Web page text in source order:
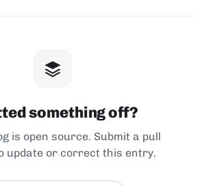
something off?
is open source. Submit a pull
update or correct this entry.